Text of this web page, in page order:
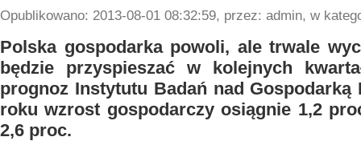
Opublikowano: 2013-08-01 08:32:59, przez: admin, w
Polska gospodarka powoli, ale trwale
będzie przyspieszać w kolejnych
prognoz Instytutu Badań nad Gospodarką
roku wzrost gospodarczy osiągnie 1,2
2,6 proc.